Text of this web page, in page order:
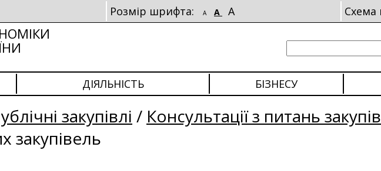
Розмір шрифта: A A A Схема
ДІЯЛЬНІСТЬ БІЗНЕСУ
закупівлі / Консультації з питань
закупівель